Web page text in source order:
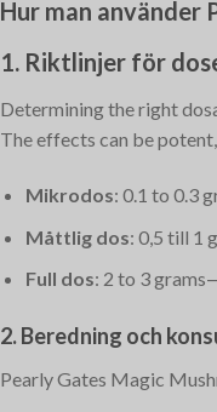
Hur man använder
1. Riktlinjer för
Determining the right
The effects can be
Mikrodos: 0.1 to 0.3
Måttlig dos: 0,5 till 1
Full dos: 2 to 3
2. Beredning och
Pearly Gates Magic